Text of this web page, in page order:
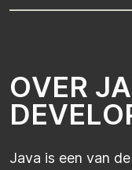
OVER JA
DEVELO
Java is een van